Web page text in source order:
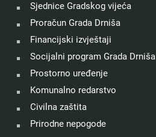
Sjednice Gradskog vijeća
Proračun Grada Drniša
Financijski izvještaji
Socijalni program Grada Drniša
Prostorno uređenje
Komunalno redarstvo
Civilna zaštita
Prirodne nepogode